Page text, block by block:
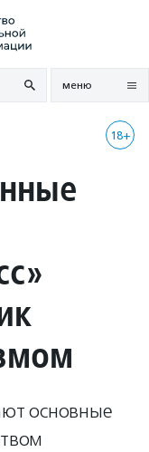
меню
18+
основные